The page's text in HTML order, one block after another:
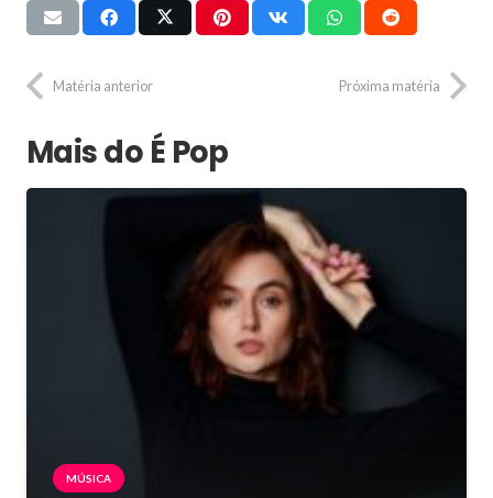
Matéria anterior Próxima matéria
Mais do É Pop
MÚSICA